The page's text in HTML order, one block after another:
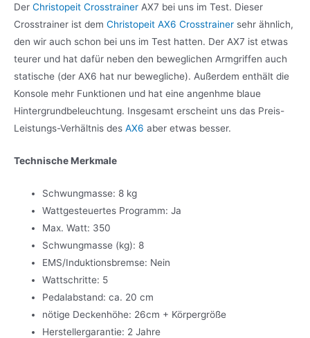
Der Christopeit Crosstrainer AX7 bei uns im Test. Dieser
Crosstrainer ist dem Christopeit AX6 Crosstrainer sehr ähnlich,
den wir auch schon bei uns im Test hatten. Der AX7 ist etwas
teurer und hat dafür neben den beweglichen Armgriffen auch
statische (der AX6 hat nur bewegliche). Außerdem enthält die
Konsole mehr Funktionen und hat eine angenhme blaue
Hintergrundbeleuchtung. Insgesamt erscheint uns das Preis-
Leistungs-Verhältnis des AX6 aber etwas besser.
Technische Merkmale
Schwungmasse: 8 kg
Wattgesteuertes Programm: Ja
Max. Watt: 350
Schwungmasse (kg): 8
EMS/Induktionsbremse: Nein
Wattschritte: 5
Pedalabstand: ca. 20 cm
nötige Deckenhöhe: 26cm + Körpergröße
Herstellergarantie: 2 Jahre